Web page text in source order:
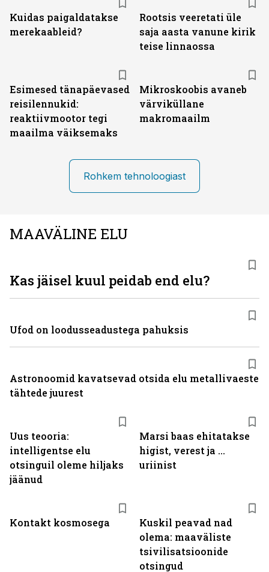
Kuidas paigaldatakse
merekaableid?
Rootsis veeretati üle
saja aasta vanune kirik
teise linnaossa
Esimesed tänapäevased
reisilennukid:
reaktiivmootor tegi
maailma väiksemaks
Mikroskoobis avaneb
värviküllane
makromaailm
Rohkem tehnoloogiast
MAAVÄLINE ELU
Uus teooria:
intelligentse elu
otsinguil oleme hiljaks
jäänud
Marsi baas ehitatakse
higist, verest ja ...
uriinist
Kontakt kosmosega
Kuskil peavad nad
olema: maaväliste
tsivilisatsioonide
otsingud
Kas jäisel kuul peidab end elu?
Ufod on loodusseadustega pahuksis
Astronoomid kavatsevad otsida elu metallivaeste
tähtede juurest